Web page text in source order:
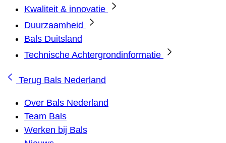
Kwaliteit & innovatie
Duurzaamheid
Bals Duitsland
Technische Achtergrondinformatie
Terug Bals Nederland
Over Bals Nederland
Team Bals
Werken bij Bals